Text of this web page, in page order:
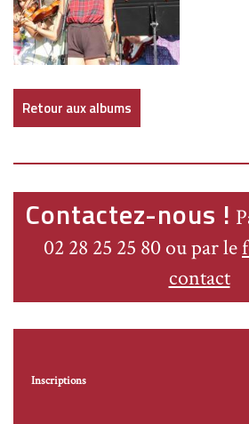
Retour aux albums
Contactez-nous !
02 28 25 25 80 ou par le
contact
Inscriptions